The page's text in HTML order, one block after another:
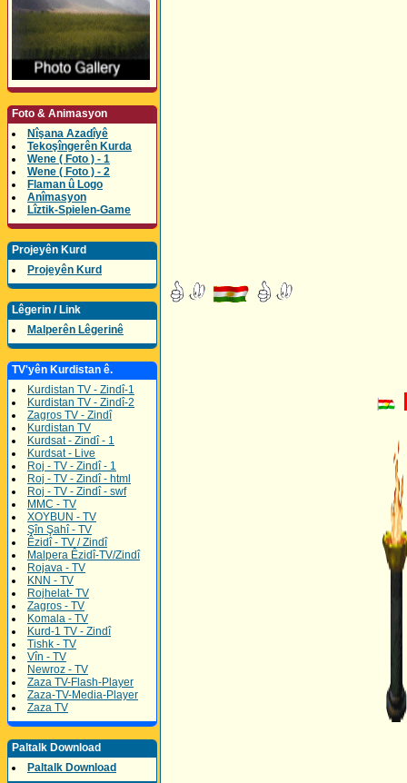
Foto & Animasyon
Nîşana Azadîyê
Tekoşîngerên Kurda
Wene ( Foto ) - 1
Wene ( Foto ) - 2
Flaman û Logo
Anîmasyon
Lîztik-Spielen-Game
Projeyên Kurd
Projeyên Kurd
Lêgerin / Link
Malperên Lêgerinê
TV'yên Kurdistan ê.
Kurdistan TV - Zindî-1
Kurdistan TV - Zindî-2
Zagros TV - Zindî
Kurdistan TV
Kurdsat - Zindî - 1
Kurdsat - Live
Roj - TV - Zindî - 1
Roj - TV - Zindî - html
Roj - TV - Zindî - swf
MMC - TV
XOYBUN - TV
Şîn Şahî - TV
Êzidî - TV / Zindî
Malpera Êzidî-TV/Zindî
Rojava - TV
KNN - TV
Rojhelat- TV
Zagros - TV
Komala - TV
Kurd-1 TV - Zindî
Tishk - TV
Vîn - TV
Newroz - TV
Zaza TV-Flash-Player
Zaza-TV-Media-Player
Zaza TV
Paltalk Download
Paltalk Download